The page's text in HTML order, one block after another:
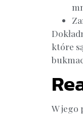
które
W jego